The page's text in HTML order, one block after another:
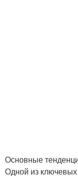
Основные
Одной из